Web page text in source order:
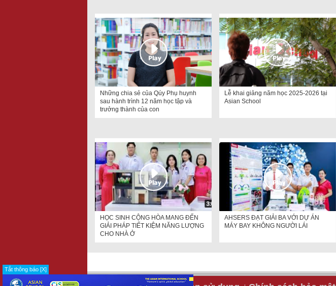
Tắt thông báo [X]
Những chia sẻ của Qúy Phụ huynh
sau hành trình 12 năm học tập và
trưởng thành của con
Lễ khai giảng năm học 2025-2026 tại
Asian School
HỌC SINH CỘNG HÒA MANG ĐẾN
GIẢI PHÁP TIẾT KIỆM NĂNG LƯỢNG
CHO NHÀ Ở
AHSERS ĐẠT GIẢI BA VỚI DỰ ÁN
MÁY BAY KHÔNG NGƯỜI LÁI